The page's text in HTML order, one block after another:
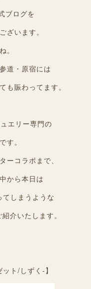
ブログを
ざいます。
。
道・原宿には
も賑わってます。
エリー専門の
す。
ーコラボまで、
から本日は
しまうような
介いたします。
ト/しずく-】